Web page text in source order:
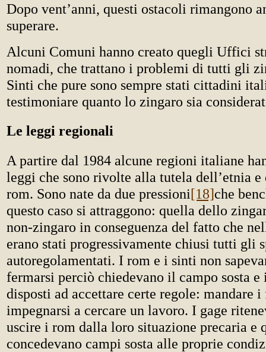
Dopo vent’anni, questi ostacoli rimangono
superare.
Alcuni Comuni hanno creato quegli Uffici
nomadi, che trattano i problemi di tutti gli
Sinti che pure sono sempre stati cittadini
testimoniare quanto lo zingaro sia
Le leggi regionali
A partire dal 1984 alcune regioni italiane
leggi che sono rivolte alla tutela dell’etnia
rom. Sono nate da due pressioni[18]che
questo caso si attraggono: quella dello
non-zingaro in conseguenza del fatto che
erano stati progressivamente chiusi tutti gli
autoregolamentati. I rom e i sinti non
fermarsi perciò chiedevano il campo sosta e
disposti ad accettare certe regole: mandare
impegnarsi a cercare un lavoro. I gage
uscire i rom dalla loro situazione precaria e
concedevano campi sosta alle proprie